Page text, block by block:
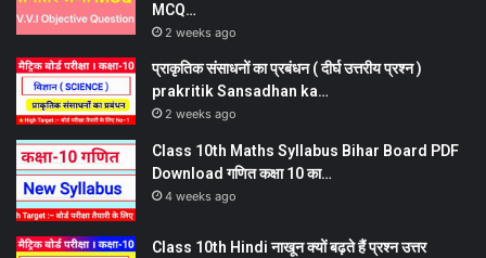
MCQ…
2 weeks ago
प्राकृतिक संसाधनों का प्रबंधन ( दीर्घ उत्तरीय प्रश्न )
prakritik Sansadhan ka…
2 weeks ago
Class 10th Maths Syllabus Bihar Board PDF
Download गणित कक्षा 10 का…
4 weeks ago
Class 10th Hindi नाखून क्यों बढ़ते हैं प्रश्न उत्तर